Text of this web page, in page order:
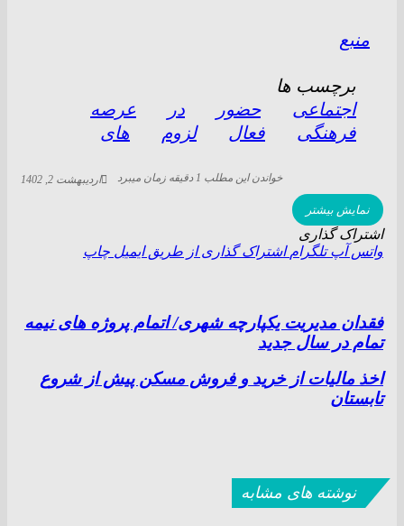
منبع
برچسب ها
اجتماعی
حضور در
عرصه
فرهنگی
فعال لزوم های
اردیبهشت 2, 1402 خواندن این مطلب 1 دقیقه زمان میبرد
نمایش بیشتر
اشتراک گذاری
واتس آپ تلگرام اشتراک گذاری از طریق ایمیل چاپ
فقدان مدیریت یکپارچه شهری/ اتمام پروژه هاى نيمه
تمام در سال جديد
اخذ مالیات از خرید و فروش مسکن پیش از شروع
تابستان
نوشته های مشابه